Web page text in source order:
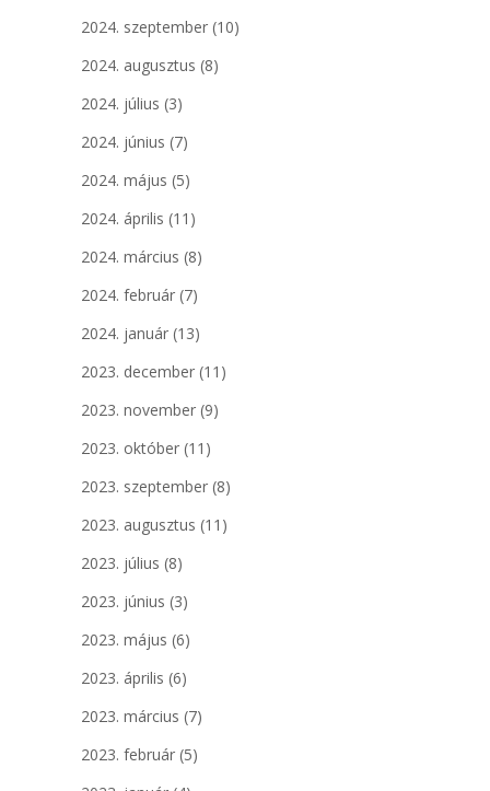
2024. szeptember (10)
2024. augusztus (8)
2024. július (3)
2024. június (7)
2024. május (5)
2024. április (11)
2024. március (8)
2024. február (7)
2024. január (13)
2023. december (11)
2023. november (9)
2023. október (11)
2023. szeptember (8)
2023. augusztus (11)
2023. július (8)
2023. június (3)
2023. május (6)
2023. április (6)
2023. március (7)
2023. február (5)